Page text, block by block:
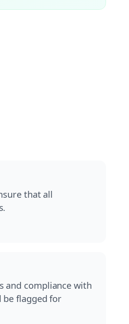
that all
and compliance with
be flagged for